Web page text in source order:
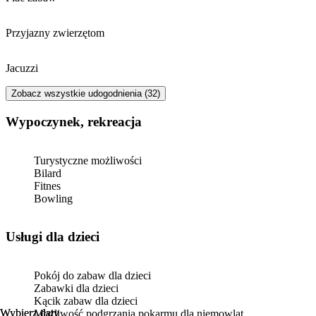
Wybierz daty
Wybierz daty
Przyjazny zwierzętom
Jacuzzi
Zobacz wszystkie udogodnienia (32)
Wypoczynek, rekreacja
Turystyczne możliwości
Bilard
Fitnes
Bowling
usługi dla dzieci
Pokój do zabaw dla dzieci
Zabawki dla dzieci
Kącik zabaw dla dzieci
Możliwość podgrzania pokarmu dla niemowląt